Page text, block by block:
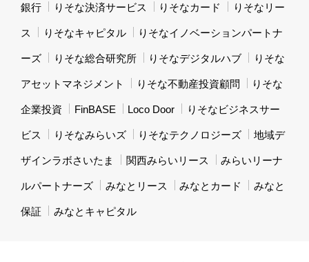
銀行 りそな決済サービス りそなカード りそなリー
ス りそなキャピタル りそなイノベーションパートナ
ーズ りそな総合研究所 りそなデジタルハブ りそな
アセットマネジメント りそな不動産投資顧問 りそな
企業投資 FinBASE Loco Door りそなビジネスサー
ビス りそなみらいズ りそなテクノロジーズ 地域デ
ザインラボさいたま 関西みらいリース みらいリーナ
ルパートナーズ みなとリース みなとカード みなと
保証 みなとキャピタル